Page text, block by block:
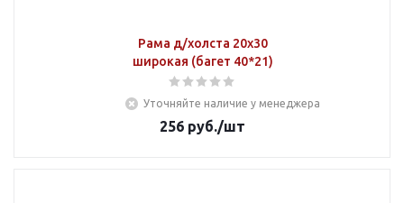
Рама д/холста 20х30
широкая (багет 40*21)
Уточняйте наличие у менеджера
256 руб./шт